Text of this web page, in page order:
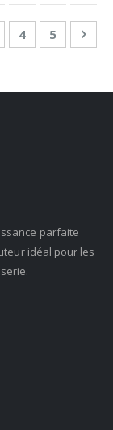
reading page
Page
4 Page
5
parfaite
idéal pour les